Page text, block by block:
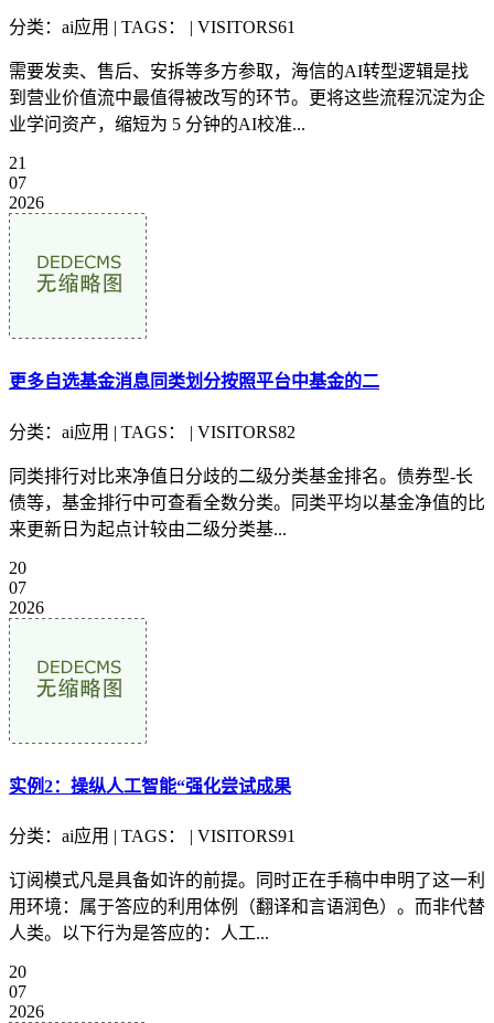
分类：ai应用 | TAGS： | VISITORS61
需要发卖、售后、安拆等多方参取，海信的AI转型逻辑是找
到营业价值流中最值得被改写的环节。更将这些流程沉淀为企
业学问资产，缩短为 5 分钟的AI校准...
21
07
2026
更多自选基金消息同类划分按照平台中基金的二
分类：ai应用 | TAGS： | VISITORS82
同类排行对比来净值日分歧的二级分类基金排名。债券型-长
债等，基金排行中可查看全数分类。同类平均以基金净值的比
来更新日为起点计较由二级分类基...
20
07
2026
实例2：操纵人工智能“强化尝试成果
分类：ai应用 | TAGS： | VISITORS91
订阅模式凡是具备如许的前提。同时正在手稿中申明了这一利
用环境：属于答应的利用体例（翻译和言语润色）。而非代替
人类。以下行为是答应的：人工...
20
07
2026